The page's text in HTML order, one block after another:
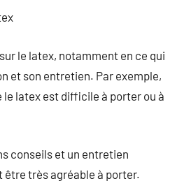
le latex, notamment en ce qui
et son entretien. Par exemple,
le latex est difficile à porter ou à
conseils et un entretien
être très agréable à porter.